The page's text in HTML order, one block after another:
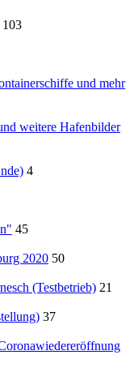
103
und mehr
weitere Hafenbilder
4
45
2020 50
(Testbetrieb) 21
37